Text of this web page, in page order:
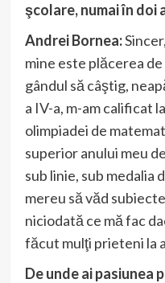
şcolare, numai în doi
Andrei Bornea:
mine este plăcerea
gândul să câştig,
a IV-a, m-am calificat
olimpiadei de
superior anului meu
sub linie, sub medalia
mereu să văd
niciodată ce mă fac
făcut mulţi prieteni la
De unde ai pasiunea